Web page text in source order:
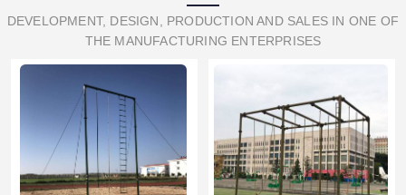
DEVELOPMENT, DESIGN, PRODUCTION AND SALES IN ONE OF
THE MANUFACTURING ENTERPRISES